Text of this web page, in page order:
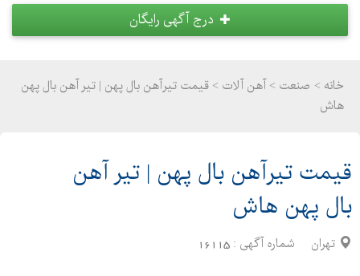
درج آگهی رایگان
خانه > صنعت >آهن آلات > قیمت تیرآهن بال پهن | تیر آهن بال پهن
هاش
قیمت تیرآهن بال پهن | تیر آهن
بال پهن هاش
تهران شماره آگهی : 16115